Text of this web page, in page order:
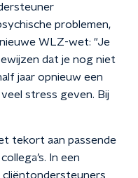
problemen,
WLZ-wet: "Je
dat je nog niet
jaar opnieuw een
stress geven. Bij
tekort aan passende
In een